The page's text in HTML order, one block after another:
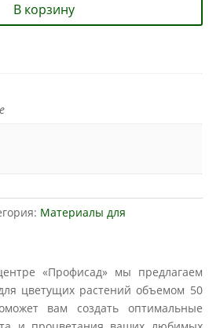
В корзину
Материалы для
«Профисад» мы предлагаем
цветущих растений объемом 50
вам создать оптимальные